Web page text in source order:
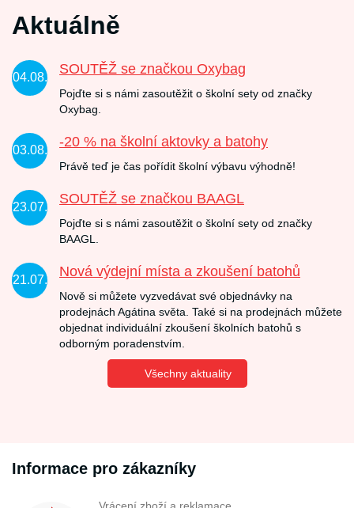
Aktuálně
04.08.
SOUTĚŽ se značkou Oxybag
Pojďte si s námi zasoutěžit o školní sety od značky
Oxybag.
03.08.
-20 % na školní aktovky a batohy
Právě teď je čas pořídit školní výbavu výhodně!
23.07.
SOUTĚŽ se značkou BAAGL
Pojďte si s námi zasoutěžit o školní sety od značky
BAAGL.
21.07.
Nová výdejní místa a zkoušení batohů
Nově si můžete vyzvedávat své objednávky na
prodejnách Agátina světa. Také si na prodejnách můžete
objednat individuální zkoušení školních batohů s
odborným poradenstvím.
Všechny aktuality
Informace pro zákazníky